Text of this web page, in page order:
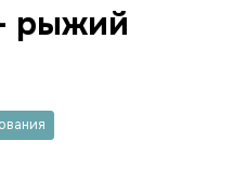
рыжий